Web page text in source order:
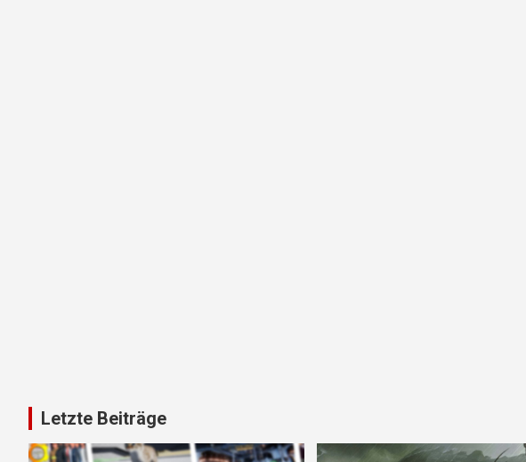
Letzte Beiträge